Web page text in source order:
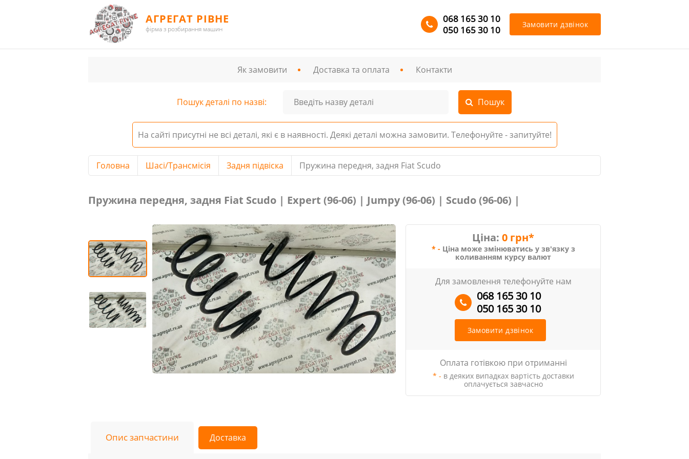
АГРЕГАТ РІВНЕ
фірма з розбирання машин
068 165 30 10
050 165 30 10
Замовити дзвінок
Як замовити Доставка та оплата Контакти
Пошук деталі по назві:
На сайті присутні не всі деталі, які є в наявності. Деякі деталі можна замовити. Телефонуйте - запитуйте!
Головна Шасі/Трансмісія Задня підвіска Пружина передня, задня Fiat Scudo
Пружина передня, задня Fiat Scudo | Expert (96-06) | Jumpy (96-06) | Scudo (96-06) |
Ціна: 0 грн*
* - Ціна може змінюватись у зв'язку з
коливанням курсу валют
Для замовлення телефонуйте нам
068 165 30 10
050 165 30 10
Замовити дзвінок
Оплата готівкою при отриманні
* - в деяких випадках вартість доставки
оплачується завчасно
Опис запчастини Доставка